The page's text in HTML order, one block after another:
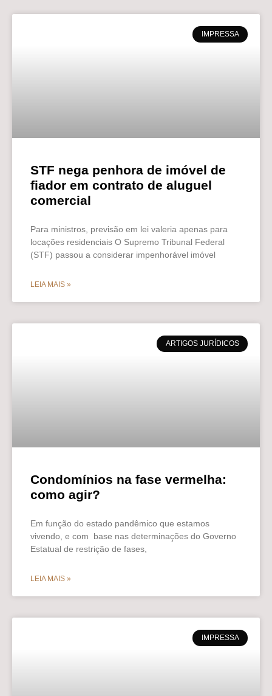
IMPRESSA
STF nega penhora de imóvel de
fiador em contrato de aluguel
comercial
Para ministros, previsão em lei valeria apenas para
locações residenciais O Supremo Tribunal Federal
(STF) passou a considerar impenhorável imóvel
LEIA MAIS »
ARTIGOS JURÍDICOS
Condomínios na fase vermelha:
como agir?
Em função do estado pandêmico que estamos
vivendo, e com base nas determinações do Governo
Estatual de restrição de fases,
LEIA MAIS »
IMPRESSA